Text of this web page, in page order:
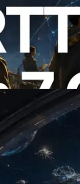
Slot API
API